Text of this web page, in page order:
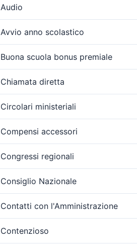
Audio
Avvio anno scolastico
Buona scuola bonus premiale
Chiamata diretta
Circolari ministeriali
Compensi accessori
Congressi regionali
Consiglio Nazionale
Contatti con l'Amministrazione
Contenzioso